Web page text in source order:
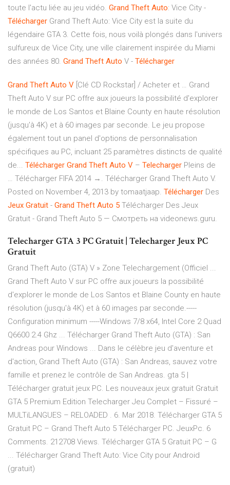
toute l'actu liée au jeu vidéo. Grand Theft Auto: Vice City -
Télécharger Grand Theft Auto: Vice City est la suite du
légendaire GTA 3. Cette fois, nous voilà plongés dans l'univers
sulfureux de Vice City, une ville clairement inspirée du Miami
des années 80. Grand Theft Auto V - Télécharger
Grand Theft Auto V [Clé CD Rockstar] / Acheter et … Grand
Theft Auto V sur PC offre aux joueurs la possibilité d'explorer
le monde de Los Santos et Blaine County en haute résolution
(jusqu'à 4K) et à 60 images par seconde. Le jeu propose
également tout un panel d'options de personnalisation
spécifiques au PC, incluant 25 paramètres distincts de qualité
de... Télécharger Grand Theft Auto V – Telecharger Pleins de
… Télécharger FIFA 2014 →. Télécharger Grand Theft Auto V.
Posted on November 4, 2013 by tomaatjaap. Télécharger Des
Jeux Gratuit - Grand Theft Auto 5 Télécharger Des Jeux
Gratuit - Grand Theft Auto 5 — Смотреть на videonews.guru.
Telecharger GTA 3 PC Gratuit | Telecharger Jeux PC
Gratuit
Grand Theft Auto (GTA) V » Zone Telechargement (Officiel ...
Grand Theft Auto V sur PC offre aux joueurs la possibilité
d'explorer le monde de Los Santos et Blaine County en haute
résolution (jusqu'à 4K) et à 60 images par seconde.-----
Configuration minimum -----Windows 7/8 x64, Intel Core 2 Quad
Q6600 2.4 Ghz ... Télécharger Grand Theft Auto (GTA) : San
Andreas pour Windows ... Dans le célèbre jeu d'aventure et
d'action, Grand Theft Auto (GTA) : San Andreas, sauvez votre
famille et prenez le contrôle de San Andreas. gta 5 |
Télécharger gratuit jeux PC. Les nouveaux jeux gratuit Gratuit
GTA 5 Premium Edition Telecharger Jeu Complet – Fissuré –
MULTiLANGUES – RELOADED . 6. Mar 2018. Télécharger GTA 5
Gratuit PC – Grand Theft Auto 5 Télécharger PC. JeuxPc. 6
Comments. 212708 Views. Télécharger GTA 5 Gratuit PC – G
... Télécharger Grand Theft Auto: Vice City pour Android
(gratuit)